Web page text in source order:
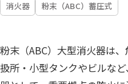
消火器 粉末（ABC）蓄圧式
粉末（ABC）大型消火器は
扱所・小型タンクやビルな